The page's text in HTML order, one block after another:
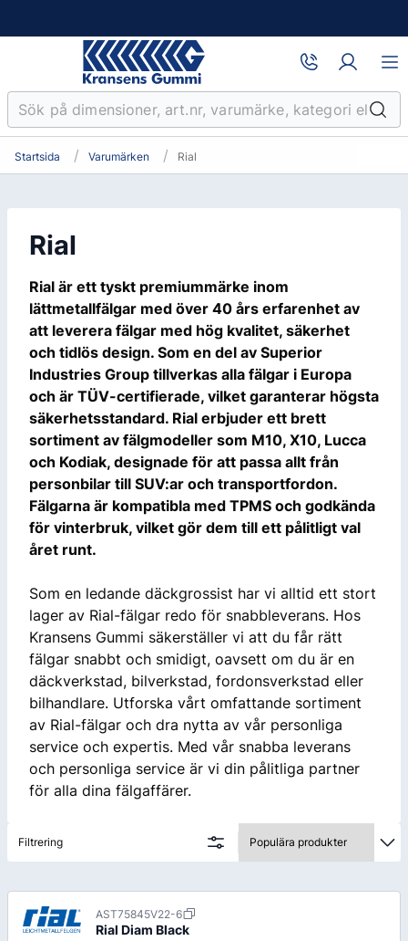
Startsida Varumärken Rial
Rial
Rial är ett tyskt premiummärke inom
lättmetallfälgar med över 40 års erfarenhet av
att leverera fälgar med hög kvalitet, säkerhet
och tidlös design. Som en del av Superior
Industries Group tillverkas alla fälgar i Europa
och är TÜV-certifierade, vilket garanterar högsta
säkerhetsstandard. Rial erbjuder ett brett
sortiment av fälgmodeller som M10, X10, Lucca
och Kodiak, designade för att passa allt från
personbilar till SUV:ar och transportfordon.
Fälgarna är kompatibla med TPMS och godkända
för vinterbruk, vilket gör dem till ett pålitligt val
året runt.
Som en ledande däckgrossist har vi alltid ett stort
lager av Rial-fälgar redo för snabbleverans. Hos
Kransens Gummi säkerställer vi att du får rätt
fälgar snabbt och smidigt, oavsett om du är en
däckverkstad, bilverkstad, fordonsverkstad eller
bilhandlare. Utforska vårt omfattande sortiment
av Rial-fälgar och dra nytta av vår personliga
service och expertis. Med vår snabba leverans
och personliga service är vi din pålitliga partner
för alla dina fälgaffärer.
Filtrering
AST75845V22-6
Rial Diam Black